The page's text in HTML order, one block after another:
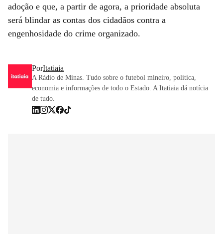
adoção e que, a partir de agora, a prioridade absoluta
será blindar as contas dos cidadãos contra a
engenhosidade do crime organizado.
PorItatiaia
A Rádio de Minas. Tudo sobre o futebol mineiro, política,
economia e informações de todo o Estado. A Itatiaia dá notícia
de tudo.